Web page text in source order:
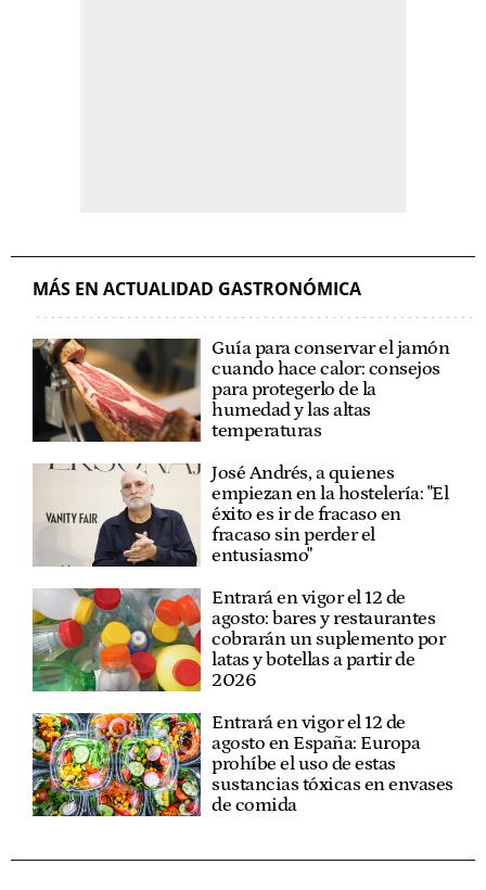
MÁS EN ACTUALIDAD GASTRONÓMICA
Guía para conservar el jamón
cuando hace calor: consejos
para protegerlo de la
humedad y las altas
temperaturas
José Andrés, a quienes
empiezan en la hostelería: "El
éxito es ir de fracaso en
fracaso sin perder el
entusiasmo"
Entrará en vigor el 12 de
agosto: bares y restaurantes
cobrarán un suplemento por
latas y botellas a partir de
2026
Entrará en vigor el 12 de
agosto en España: Europa
prohíbe el uso de estas
sustancias tóxicas en envases
de comida